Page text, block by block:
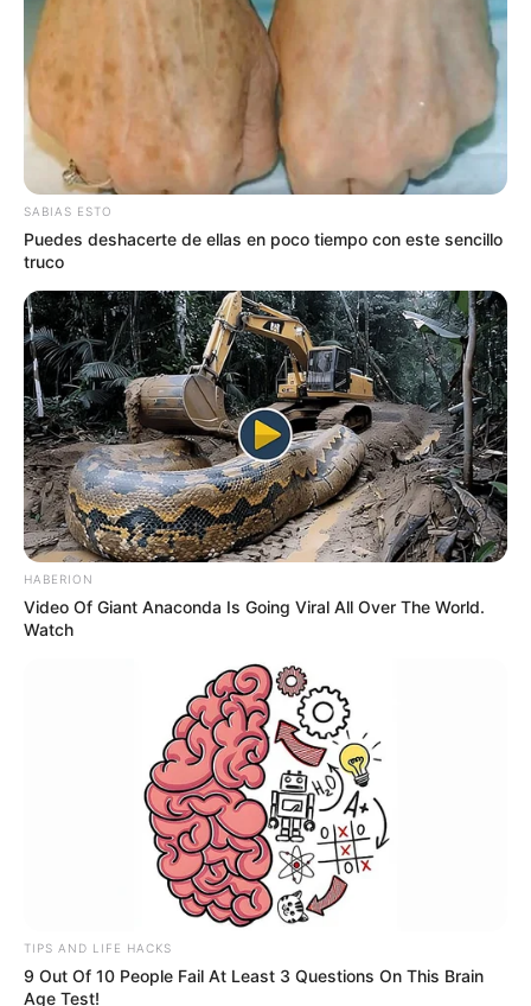
remontar ante Deportivo
Pasto en la Copa BetPlay
COPA
Deportes Tolima por Copa
BetPLay recibe al
GOLES
El Barrio Vibra con la
Pasión del Fútbol
Amateur: Cerveza Andina
y Radio 1 Celebran la Copa
Trinche
inicio del Campeonato
Suramericano de Fútbol
de Salón, en Ibagué
COPA
La Copa BetPlay ya tiene
finalistas y fechas de
partidos
COPA
SABIAS ESTO
Puedes deshacerte de ellas en poco tiempo con este sencillo
truco
HABERION
Video Of Giant Anaconda Is Going Viral All Over The World.
Watch
TIPS AND LIFE HACKS
9 Out Of 10 People Fail At Least 3 Questions On This Brain
Age Test!